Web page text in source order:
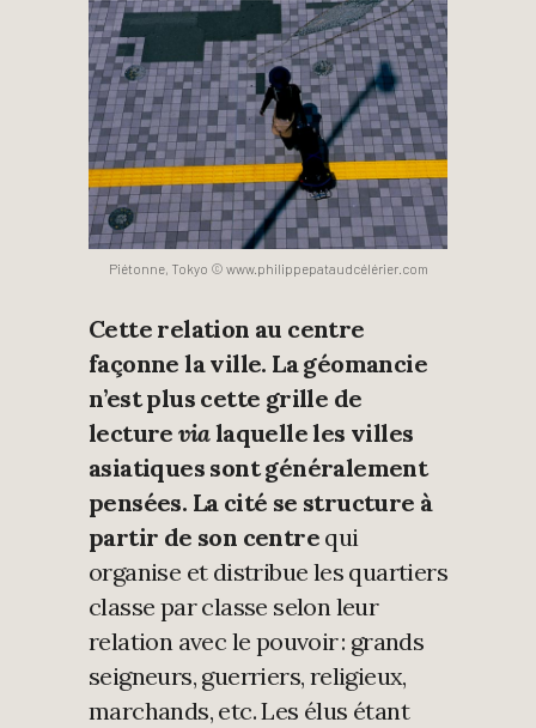
Piétonne, Tokyo © www.philippepataudcélérier.com
Cette relation au centre
façonne la ville. La géomancie
n’est plus cette grille de
lecturevialaquelle les villes
asiatiques sont généralement
pensées. La cité se structure à
partir de son centre qui
organise et distribue les quartiers
classe par classe selon leur
relation avec le pouvoir : grands
seigneurs, guerriers, religieux,
marchands, etc. Les élus étant